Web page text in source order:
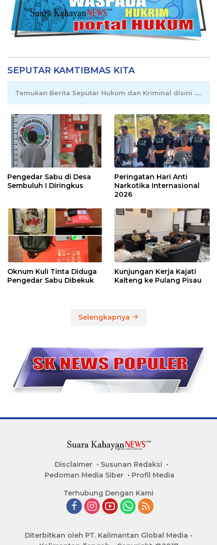
SEPUTAR KAMTIBMAS KITA
Temukan Berita Seputar Hukum dan Kriminal disini .....
Pengedar Sabu di Desa
Sembuluh I Diringkus
Peringatan Hari Anti
Narkotika Internasional
2026
Oknum Kuli Tinta Diduga
Pengedar Sabu Dibekuk
Kunjungan Kerja Kajati
Kalteng ke Pulang Pisau
Selengkapnya
Disclaimer
Susunan Redaksi
Pedoman Media Siber
Profil Media
Terhubung Dengan Kami
Diterbitkan oleh PT. Kalimantan Global Media -